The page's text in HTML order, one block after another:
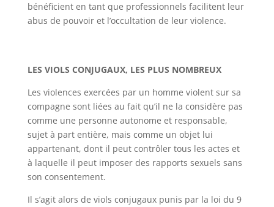
bénéficient en tant que professionnels facilitent leur
abus de pouvoir et l’occultation de leur violence.
LES VIOLS CONJUGAUX, LES PLUS NOMBREUX
Les violences exercées par un homme violent sur sa
compagne sont liées au fait qu’il ne la considère pas
comme une personne autonome et responsable,
sujet à part entière, mais comme un objet lui
appartenant, dont il peut contrôler tous les actes et
à laquelle il peut imposer des rapports sexuels sans
son consentement.
Il s’agit alors de viols conjugaux punis par la loi du 9